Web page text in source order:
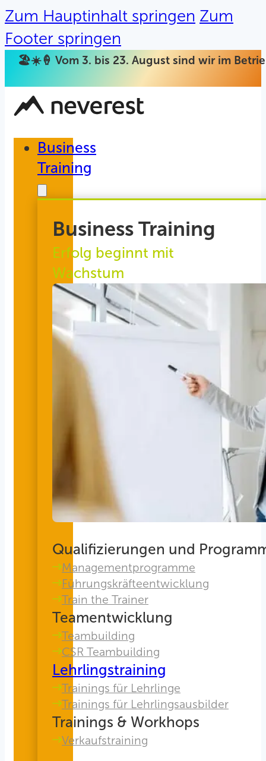
Zum Hauptinhalt springen Zum
Footer springen
🏖️☀️🍦 Vom 3. bis 23. August sind wir im
Business
Training
Business Training
Erfolg beginnt mit
Wachstum
Qualifizierungen und
Managementprogramme
Führungskräfteentwicklung
Train the Trainer
Teamentwicklung
Teambuilding
CSR Teambuilding
Lehrlingstraining
Trainings für Lehrlinge
Trainings für Lehrlingsausbilder
Trainings & Workhops
Verkaufstraining